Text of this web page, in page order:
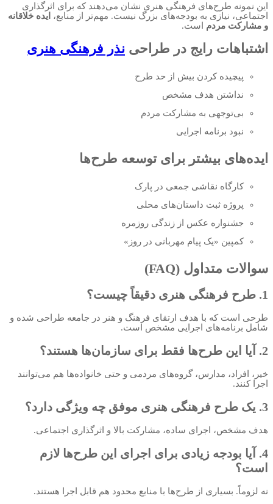
این نمونه طرح‌های فرهنگی هنری نشان می‌دهند که برای اثرگذاری
اجتماعی، نیازی به بودجه‌های بزرگ نیست. مهم‌تر از منابع، ایده خلاقانه
و مشارکت مردم است.
اشتباهات رایج در طراحی نذر فرهنگی هنری
پیچیده کردن بیش از حد طرح
نداشتن هدف مشخص
بی‌توجهی به مشارکت مردم
نبود برنامه اجرایی
ایده‌های بیشتر برای توسعه طرح‌ها
کارگاه نقاشی جمعی در پارک
پروژه ثبت داستان‌های محلی
جشنواره عکس از زندگی روزمره
کمپین «یک پیام مهربانی در روز»
سوالات متداول (FAQ)
1. طرح فرهنگی هنری دقیقاً چیست؟
طرحی است که با هدف ارتقای فرهنگ و هنر در جامعه طراحی شده و
شامل برنامه‌های اجرایی مشخص است.
2. آیا این طرح‌ها فقط برای سازمان‌ها هستند؟
خیر، افراد، مدارس، گروه‌های مردمی و حتی خانواده‌ها هم می‌توانند
اجرا کنند.
3. یک طرح فرهنگی هنری موفق چه ویژگی دارد؟
هدف مشخص، اجرای ساده، مشارکت بالا و اثرگذاری اجتماعی.
4. آیا بودجه زیادی برای اجرای این طرح‌ها لازم
است؟
نه لزوماً. بسیاری از طرح‌ها با منابع محدود هم قابل اجرا هستند.